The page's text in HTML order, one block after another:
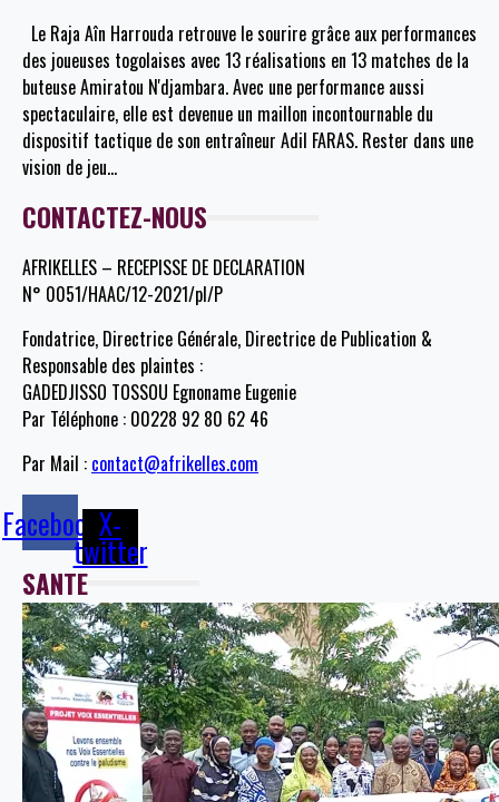
Le Raja Aîn Harrouda retrouve le sourire grâce aux performances
des joueuses togolaises avec 13 réalisations en 13 matches de la
buteuse Amiratou N'djambara. Avec une performance aussi
spectaculaire, elle est devenue un maillon incontournable du
dispositif tactique de son entraîneur Adil FARAS. Rester dans une
vision de jeu…
CONTACTEZ-NOUS
AFRIKELLES – RECEPISSE DE DECLARATION
N° 0051/HAAC/12-2021/pl/P
Fondatrice, Directrice Générale, Directrice de Publication &
Responsable des plaintes :
GADEDJISSO TOSSOU Egnoname Eugenie
Par Téléphone : 00228 92 80 62 46
Par Mail : contact@afrikelles.com
FacebookX-
twitter
SANTE